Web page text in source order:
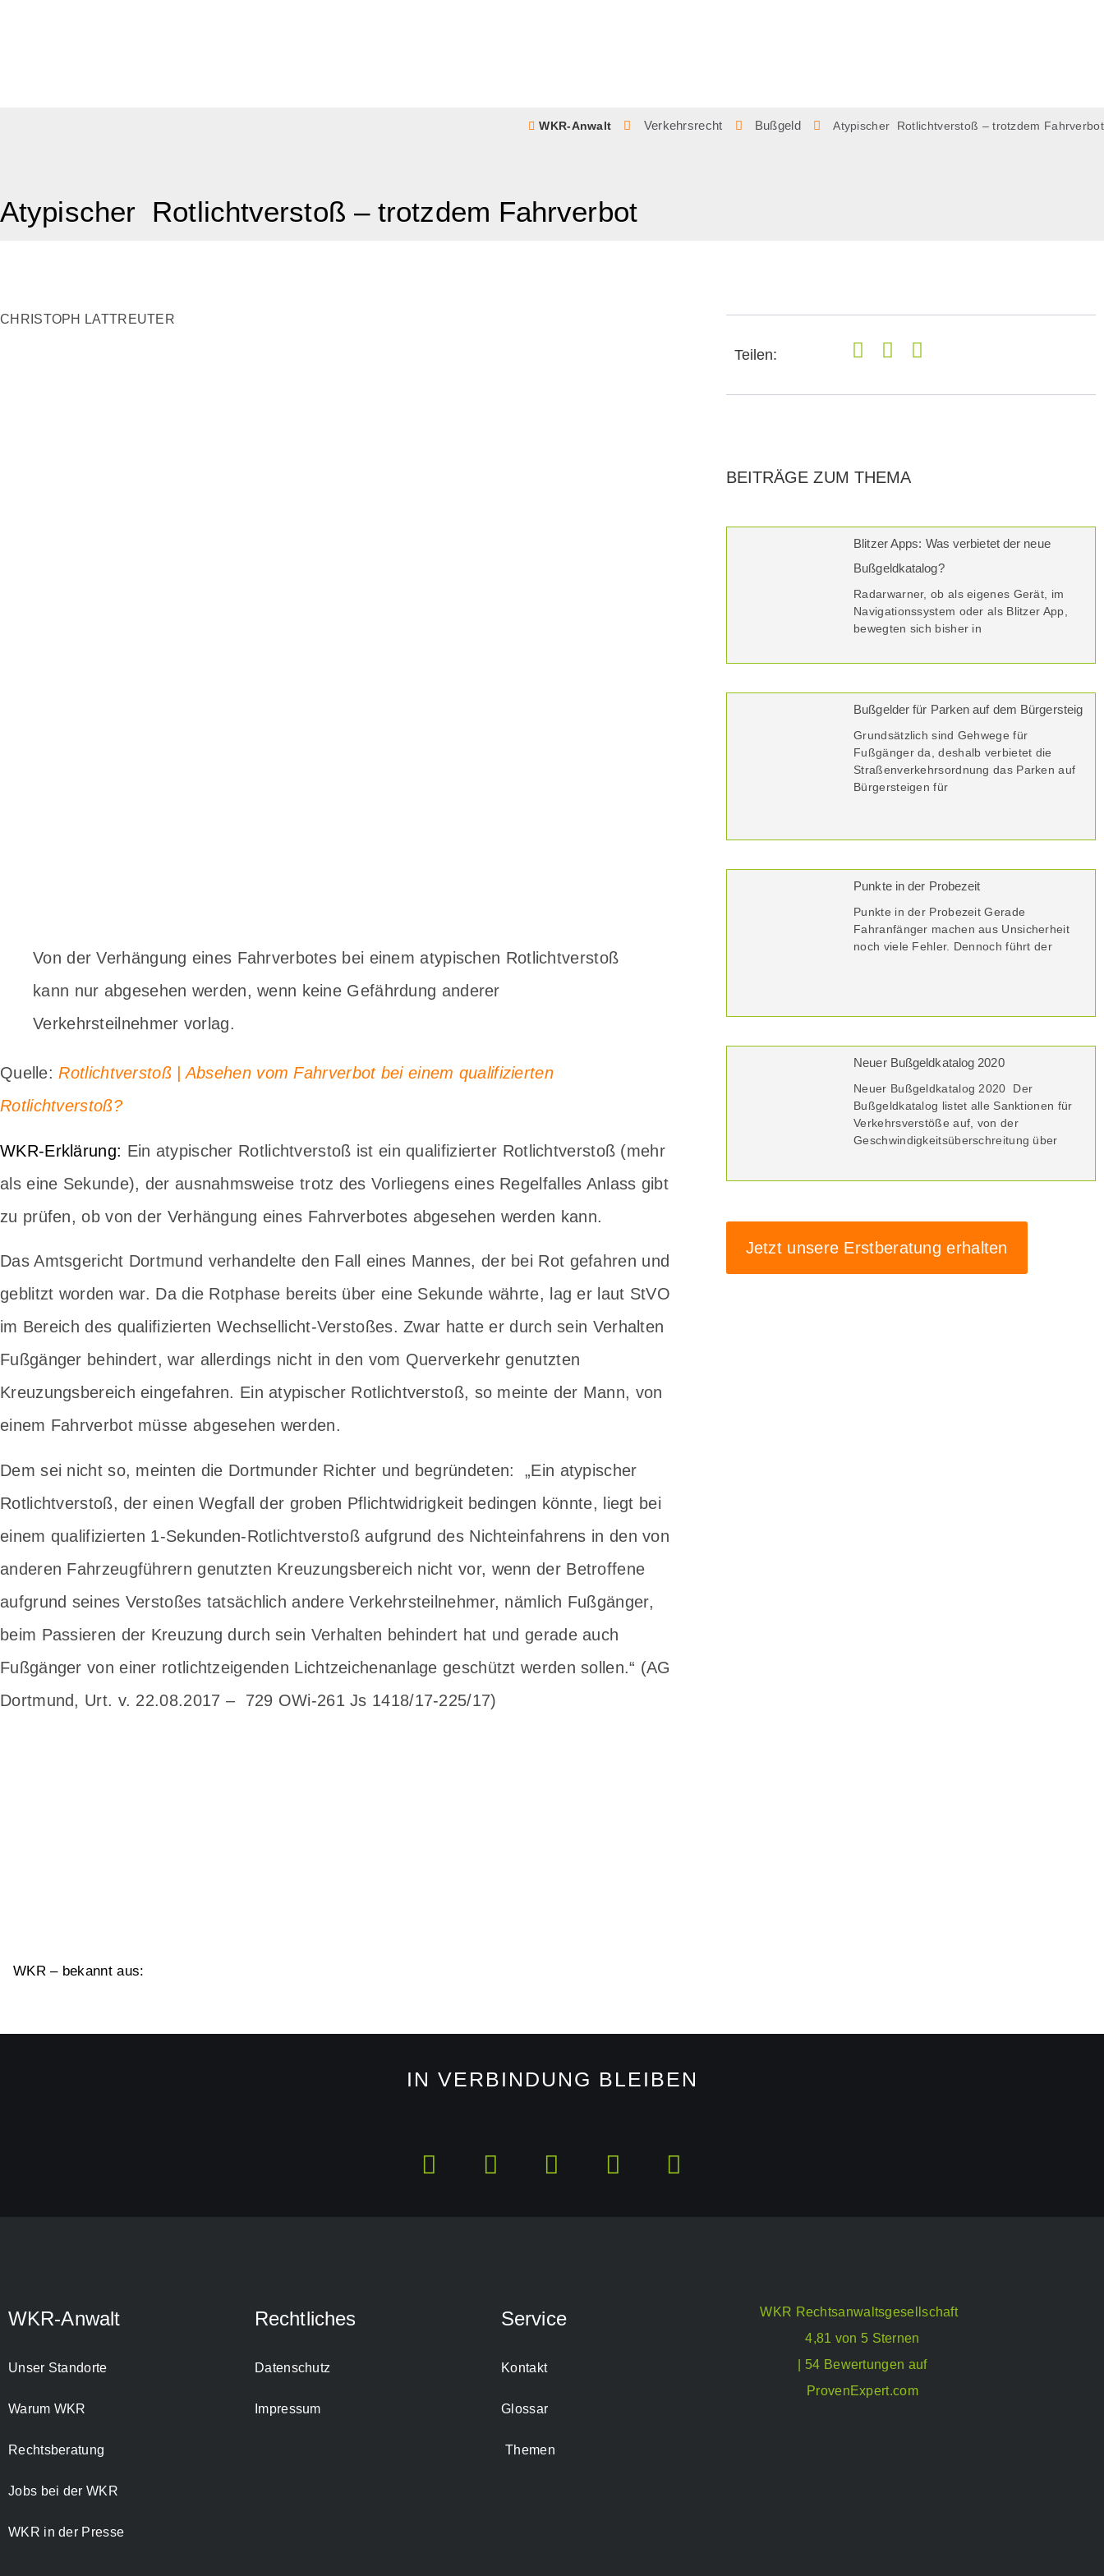
WKR-Anwalt Verkehrsrecht Bußgeld Atypischer Rotlichtverstoß – trotzdem Fahrverbot
Atypischer Rotlichtverstoß – trotzdem Fahrverbot
CHRISTOPH LATTREUTER
Von der Verhängung eines Fahrverbotes bei einem atypischen Rotlichtverstoß
kann nur abgesehen werden, wenn keine Gefährdung anderer
Verkehrsteilnehmer vorlag.
Quelle:Rotlichtverstoß | Absehen vom Fahrverbot bei einem qualifizierten
Rotlichtverstoß?
WKR-Erklärung: Ein atypischer Rotlichtverstoß ist ein qualifizierter Rotlichtverstoß (mehr
als eine Sekunde), der ausnahmsweise trotz des Vorliegens eines Regelfalles Anlass gibt
zu prüfen, ob von der Verhängung eines Fahrverbotes abgesehen werden kann.
Das Amtsgericht Dortmund verhandelte den Fall eines Mannes, der bei Rot gefahren und
geblitzt worden war. Da die Rotphase bereits über eine Sekunde währte, lag er laut StVO
im Bereich des qualifizierten Wechsellicht-Verstoßes. Zwar hatte er durch sein Verhalten
Fußgänger behindert, war allerdings nicht in den vom Querverkehr genutzten
Kreuzungsbereich eingefahren. Ein atypischer Rotlichtverstoß, so meinte der Mann, von
einem Fahrverbot müsse abgesehen werden.
Dem sei nicht so, meinten die Dortmunder Richter und begründeten: „Ein atypischer
Rotlichtverstoß, der einen Wegfall der groben Pflichtwidrigkeit bedingen könnte, liegt bei
einem qualifizierten 1-Sekunden-Rotlichtverstoß aufgrund des Nichteinfahrens in den von
anderen Fahrzeugführern genutzten Kreuzungsbereich nicht vor, wenn der Betroffene
aufgrund seines Verstoßes tatsächlich andere Verkehrsteilnehmer, nämlich Fußgänger,
beim Passieren der Kreuzung durch sein Verhalten behindert hat und gerade auch
Fußgänger von einer rotlichtzeigenden Lichtzeichenanlage geschützt werden sollen.“ (AG
Dortmund, Urt. v. 22.08.2017 – 729 OWi-261 Js 1418/17-225/17)
Teilen:
BEITRÄGE ZUM THEMA
Blitzer Apps: Was verbietet der neue
Bußgeldkatalog?
Radarwarner, ob als eigenes Gerät, im
Navigationssystem oder als Blitzer App,
bewegten sich bisher in
Bußgelder für Parken auf dem Bürgersteig
Grundsätzlich sind Gehwege für
Fußgänger da, deshalb verbietet die
Straßenverkehrsordnung das Parken auf
Bürgersteigen für
Punkte in der Probezeit
Punkte in der Probezeit Gerade
Fahranfänger machen aus Unsicherheit
noch viele Fehler. Dennoch führt der
Neuer Bußgeldkatalog 2020
Neuer Bußgeldkatalog 2020 Der
Bußgeldkatalog listet alle Sanktionen für
Verkehrsverstöße auf, von der
Geschwindigkeitsüberschreitung über
Jetzt unsere Erstberatung erhalten
WKR – bekannt aus:
IN VERBINDUNG BLEIBEN
WKR-Anwalt
Unser Standorte
Warum WKR
Rechtsberatung
Jobs bei der WKR
WKR in der Presse
Rechtliches
Datenschutz
Impressum
Service
Kontakt
Glossar
Themen
WKR Rechtsanwaltsgesellschaft
4,81 von 5 Sternen
| 54 Bewertungen auf
ProvenExpert.com